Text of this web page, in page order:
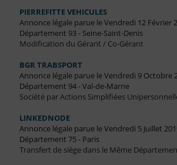
PIERREFITTE VEHICULES
Annonce légale parue le Vendredi 12 Février
Département 93 - Seine-Saint-Denis
Modification du Gérant / Co-Gérant
BGR TRABSPORT
Annonce légale parue le Vendredi 9 Octobre
Département 94 - Val-de-Marne
Société par Actions Simplifiées
LINKEDNODE
Annonce légale parue le Vendredi 5 Juillet
Département 75 - Paris
Transfert de siège dans le Même